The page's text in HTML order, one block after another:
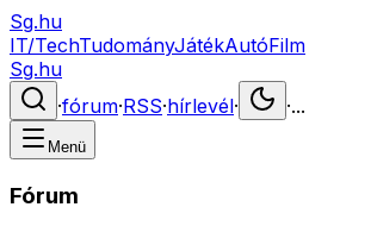
Sg.hu
IT/TechTudományJátékAutóFilm
Sg.hu
·fórum·RSS·hírlevél· ·...
Menü
Fórum